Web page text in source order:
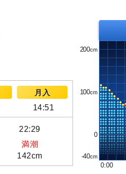
月入
14:51
22:29
満潮
142cm
200
100
0
-40
0:00